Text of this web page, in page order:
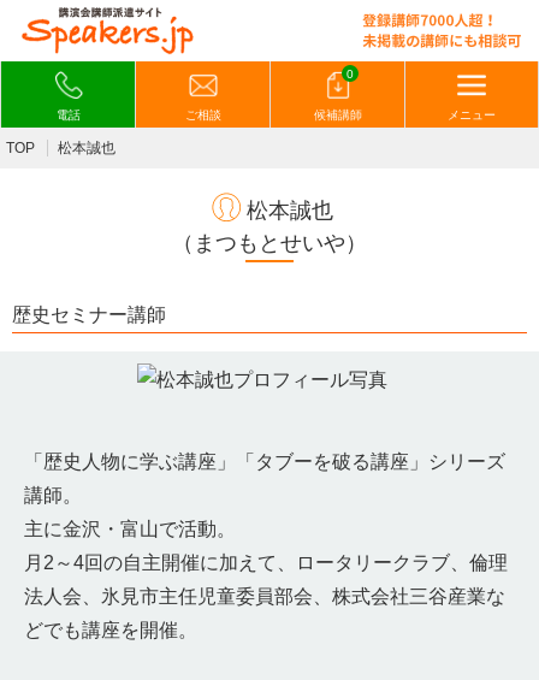
電話 ご相談
0
候補講師 メニュー
TOP 松本誠也
松本誠也
（まつもとせいや）
歴史セミナー講師
「歴史人物に学ぶ講座」「タブーを破る講座」シリーズ
講師。
主に金沢・富山で活動。
月2～4回の自主開催に加えて、ロータリークラブ、倫理
法人会、氷見市主任児童委員部会、株式会社三谷産業な
どでも講座を開催。